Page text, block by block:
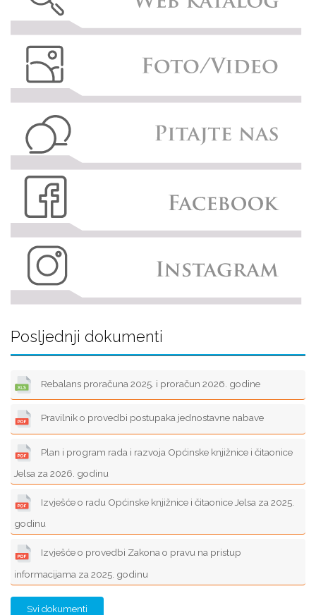
Posljednji dokumenti
Rebalans proračuna 2025. i proračun 2026. godine
Pravilnik o provedbi postupaka jednostavne nabave
Plan i program rada i razvoja Općinske knjižnice i čitaonice
Jelsa za 2026. godinu
Izvješće o radu Općinske knjižnice i čitaonice Jelsa za 2025.
godinu
Izvješće o provedbi Zakona o pravu na pristup
informacijama za 2025. godinu
Svi dokumenti